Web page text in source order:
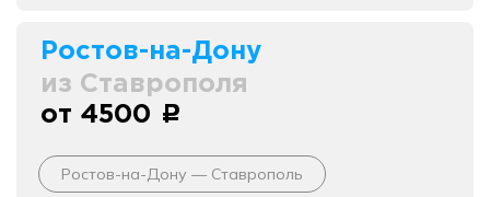
Ростов-на-Дону
из Ставрополя
от 4500 c
Ростов-на-Дону — Ставрополь